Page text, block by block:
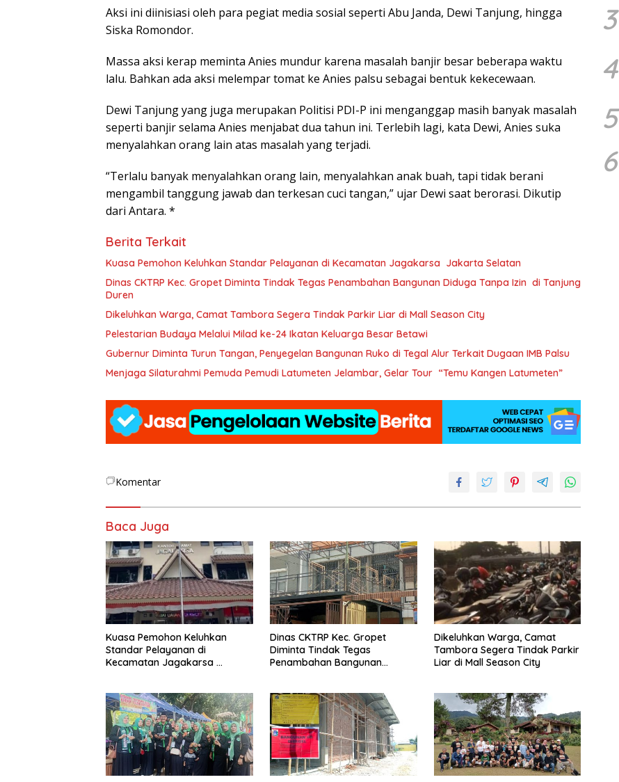
Aksi ini diinisiasi oleh para pegiat media sosial seperti Abu Janda, Dewi Tanjung, hingga
Siska Romondor.
Massa aksi kerap meminta Anies mundur karena masalah banjir besar beberapa waktu
lalu. Bahkan ada aksi melempar tomat ke Anies palsu sebagai bentuk kekecewaan.
Dewi Tanjung yang juga merupakan Politisi PDI-P ini menganggap masih banyak masalah
seperti banjir selama Anies menjabat dua tahun ini. Terlebih lagi, kata Dewi, Anies suka
menyalahkan orang lain atas masalah yang terjadi.
“Terlalu banyak menyalahkan orang lain, menyalahkan anak buah, tapi tidak berani
mengambil tanggung jawab dan terkesan cuci tangan,” ujar Dewi saat berorasi. Dikutip
dari Antara. *
Berita Terkait
Kuasa Pemohon Keluhkan Standar Pelayanan di Kecamatan Jagakarsa Jakarta Selatan
Dinas CKTRP Kec. Gropet Diminta Tindak Tegas Penambahan Bangunan Diduga Tanpa Izin di Tanjung
Duren
Dikeluhkan Warga, Camat Tambora Segera Tindak Parkir Liar di Mall Season City
Pelestarian Budaya Melalui Milad ke-24 Ikatan Keluarga Besar Betawi
Gubernur Diminta Turun Tangan, Penyegelan Bangunan Ruko di Tegal Alur Terkait Dugaan IMB Palsu
Menjaga Silaturahmi Pemuda Pemudi Latumeten Jelambar, Gelar Tour “Temu Kangen Latumeten”
Komentar
Baca Juga
Kuasa Pemohon Keluhkan
Standar Pelayanan di
Kecamatan Jagakarsa
Dinas CKTRP Kec. Gropet
Diminta Tindak Tegas
Penambahan Bangunan
Dikeluhkan Warga, Camat
Tambora Segera Tindak Parkir
Liar di Mall Season City
3
4
5
6